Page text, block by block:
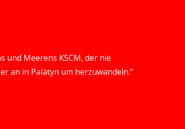
und Meerens KSCM, der nie
an in Palätyn um herzuwandeln.“